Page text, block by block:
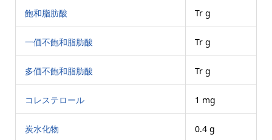
飽和脂肪酸 Tr g
一価不飽和脂肪酸 Tr g
多価不飽和脂肪酸 Tr g
コレステロール 1 mg
炭水化物 0.4 g